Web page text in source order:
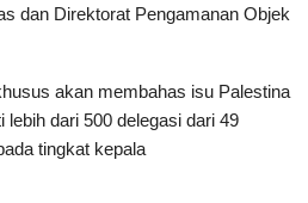
dan Direktorat Pengamanan Objek
akan membahas isu Palestina
lebih dari 500 delegasi dari 49
tingkat kepala